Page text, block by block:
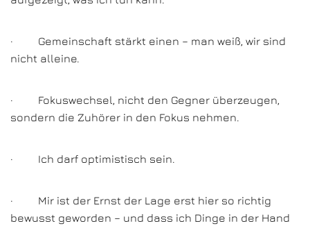
· Gemeinschaft stärkt einen – man weiß, wir sind
nicht alleine.
· Fokuswechsel, nicht den Gegner überzeugen,
sondern die Zuhörer in den Fokus nehmen.
· Ich darf optimistisch sein.
· Mir ist der Ernst der Lage erst hier so richtig
bewusst geworden – und dass ich Dinge in der Hand